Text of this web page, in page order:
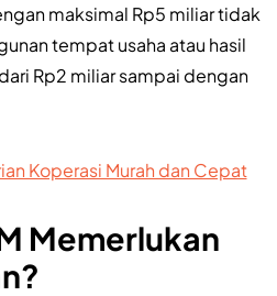
maksimal Rp5 miliar tidak
tempat usaha atau hasil
Rp2 miliar sampai dengan
Koperasi Murah dan Cepat
Memerlukan